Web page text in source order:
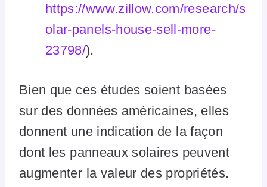
https://www.zillow.com/research/s
olar-panels-house-sell-more-
23798/).
Bien que ces études soient basées
sur des données américaines, elles
donnent une indication de la façon
dont les panneaux solaires peuvent
augmenter la valeur des propriétés.